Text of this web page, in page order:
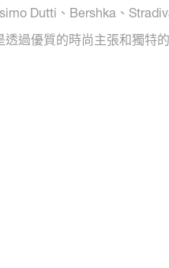
Dutti、Bershka、
過優質的時尚主張和獨特